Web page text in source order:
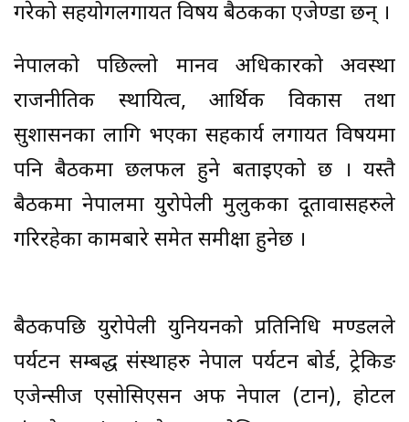
गरेको सहयोगलगायत विषय बैठकका एजेण्डा छन् ।
नेपालको पछिल्लो मानव अधिकारको अवस्था
राजनीतिक स्थायित्व, आर्थिक विकास तथा
सुशासनका लागि भएका सहकार्य लगायत विषयमा
पनि बैठकमा छलफल हुने बताइएको छ । यस्तै
बैठकमा नेपालमा युरोपेली मुलुकका दूतावासहरुले
गरिरहेका कामबारे समेत समीक्षा हुनेछ ।
बैठकपछि युरोपेली युनियनको प्रतिनिधि मण्डलले
पर्यटन सम्बद्ध संस्थाहरु नेपाल पर्यटन बोर्ड, ट्रेकिङ
एजेन्सीज एसोसिएसन अफ नेपाल (टान), होटल